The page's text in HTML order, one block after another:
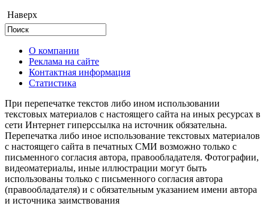
Наверх
О компании
Реклама на сайте
Контактная информация
Статистика
При перепечатке текстов либо ином использовании
текстовых материалов с настоящего сайта на иных ресурсах в
сети Интернет гиперссылка на источник обязательна.
Перепечатка либо иное использование текстовых материалов
с настоящего сайта в печатных СМИ возможно только с
письменного согласия автора, правообладателя. Фотографии,
видеоматериалы, иные иллюстрации могут быть
использованы только с письменного согласия автора
(правообладателя) и с обязательным указанием имени автора
и источника заимствования